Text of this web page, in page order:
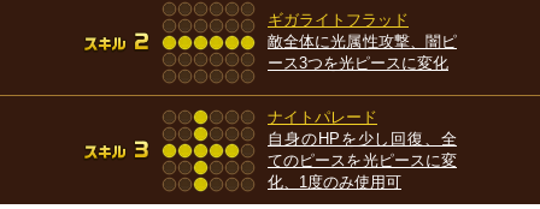
ギガライトフラッド
敵全体に光属性攻撃、闇ピ
ース3つを光ピースに変化
ナイトパレード
自身のHPを少し回復、全
てのピースを光ピースに変
化、1度のみ使用可